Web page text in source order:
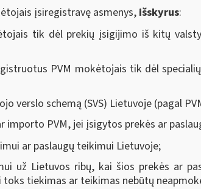
įsiregistravę asmenys, išskyrus:
tik dėl prekių įsigijimo iš kitų
PVM mokėtojais tik dėl
verslo schemą (SVS) Lietuvoje (pagal
PVM, jei įsigytos prekės ar
ar paslaugų teikimui Lietuvoje;
už Lietuvos ribų, kai šios prekės ar
tiekimas ar teikimas nebūtų